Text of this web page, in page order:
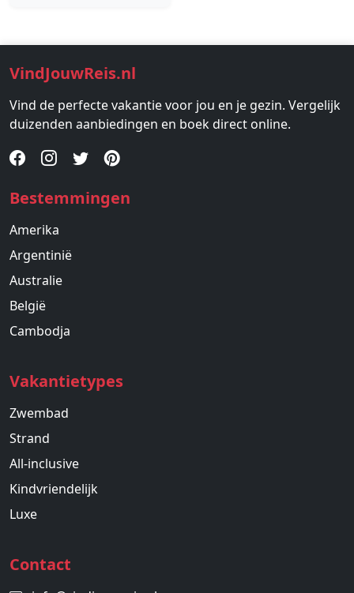
VindJouwReis.nl
Vind de perfecte vakantie voor jou en je gezin. Vergelijk
duizenden aanbiedingen en boek direct online.
Bestemmingen
Amerika
Argentinië
Australie
België
Cambodja
Vakantietypes
Zwembad
Strand
All-inclusive
Kindvriendelijk
Luxe
Contact